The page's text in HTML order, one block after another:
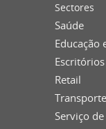
Sectores
Saúde
Educação
Retail
Transporte
Serviço